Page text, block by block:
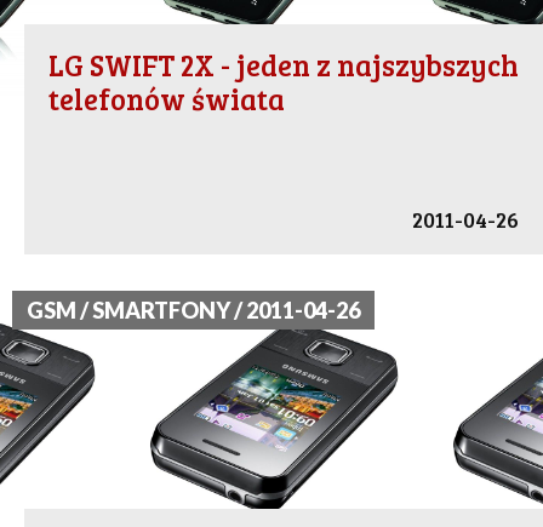
LG SWIFT 2X - jeden z najszybszych
telefonów świata
2011-04-26
GSM / SMARTFONY / 2011-04-26